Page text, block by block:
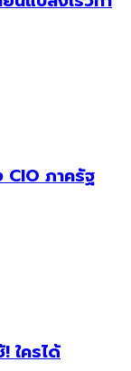
ภาครัฐ
ใครได้